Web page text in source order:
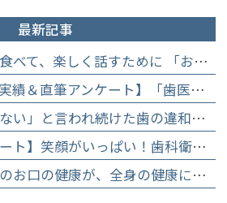
最新記事
いつまでも美味しく食べて、楽しく話すために 「お口からはじめる健康長寿教室」を開催します
【インプラント治療実績＆直筆アンケート】「歯医者が怖かった」トラウマを乗り越えて。70歳・介護士女性が手に入れた「晴れ晴れとした笑顔」と人生を支える噛み合わせ】
【院長執筆】「問題ない」と言われ続けた歯の違和感……60代女性が「80歳で20本の自前の歯」を守るために選んだ精密総合治療の全貌
【イベント開催レポート】笑顔がいっぱい！歯科衛生士×管理栄養士がお届けする「親子で楽しむむし歯になりにくいお菓子作り体験」】
【院長監修】高齢者のお口の健康が、全身の健康につながる理由。生涯おいしく食べるための「口内環境検査」とオーダーメイド予防】